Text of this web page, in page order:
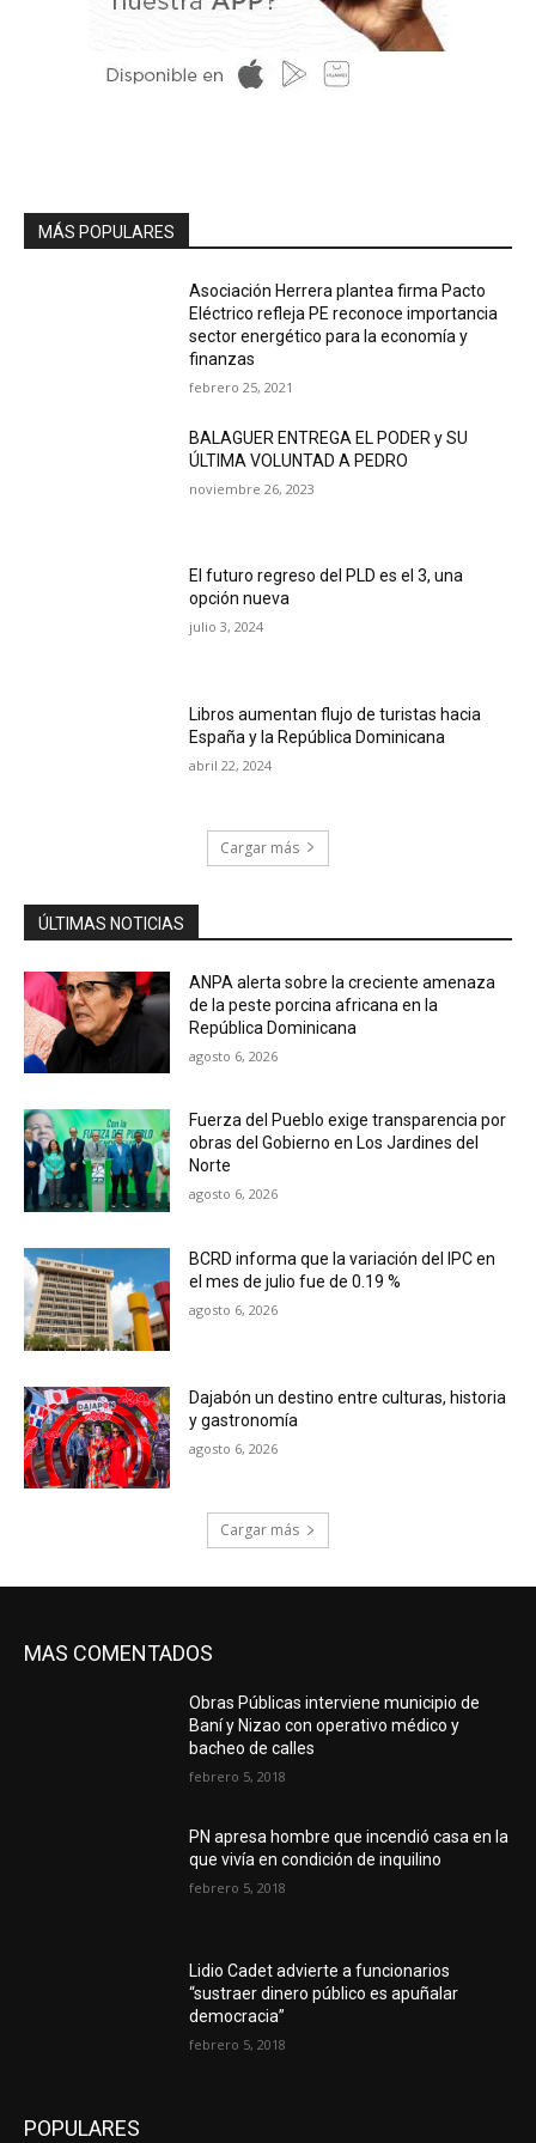
MÁS POPULARES
Asociación Herrera plantea firma Pacto
Eléctrico refleja PE reconoce importancia
sector energético para la economía y
finanzas
febrero 25, 2021
BALAGUER ENTREGA EL PODER y SU
ÚLTIMA VOLUNTAD A PEDRO
noviembre 26, 2023
El futuro regreso del PLD es el 3, una
opción nueva
julio 3, 2024
Libros aumentan flujo de turistas hacia
España y la República Dominicana
abril 22, 2024
Cargar más
ÚLTIMAS NOTICIAS
ANPA alerta sobre la creciente amenaza
de la peste porcina africana en la
República Dominicana
agosto 6, 2026
Fuerza del Pueblo exige transparencia por
obras del Gobierno en Los Jardines del
Norte
agosto 6, 2026
BCRD informa que la variación del IPC en
el mes de julio fue de 0.19 %
agosto 6, 2026
Dajabón un destino entre culturas, historia
y gastronomía
agosto 6, 2026
Cargar más
MAS COMENTADOS
Obras Públicas interviene municipio de
Baní y Nizao con operativo médico y
bacheo de calles
febrero 5, 2018
PN apresa hombre que incendió casa en la
que vivía en condición de inquilino
febrero 5, 2018
Lidio Cadet advierte a funcionarios
“sustraer dinero público es apuñalar
democracia”
febrero 5, 2018
POPULARES